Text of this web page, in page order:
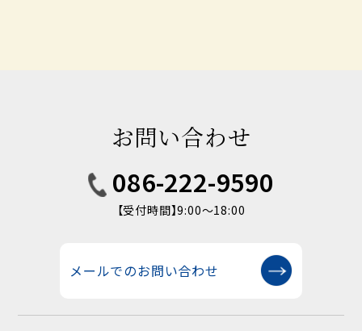
お問い合わせ
086-222-9590
【受付時間】9:00〜18:00
メールでのお問い合わせ